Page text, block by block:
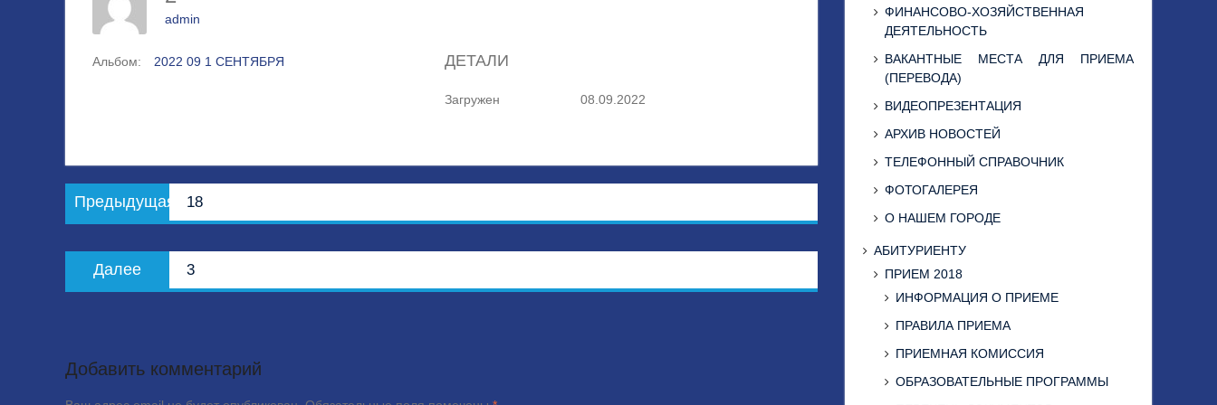
admin
Альбом: 2022 09 1 СЕНТЯБРЯ ДЕТАЛИ
Загружен 08.09.2022
Навигация
по
Предыдущая
запись:
18
Далее
запись:
3
Добавить комментарий
ФИНАНСОВО-ХОЗЯЙСТВЕННАЯ
ДЕЯТЕЛЬНОСТЬ
ВАКАНТНЫЕ МЕСТА ДЛЯ ПРИЕМА
(ПЕРЕВОДА)
ВИДЕОПРЕЗЕНТАЦИЯ
АРХИВ НОВОСТЕЙ
ТЕЛЕФОННЫЙ СПРАВОЧНИК
ФОТОГАЛЕРЕЯ
О НАШЕМ ГОРОДЕ
АБИТУРИЕНТУ
ПРИЕМ 2018
ИНФОРМАЦИЯ О ПРИЕМЕ
ПРАВИЛА ПРИЕМА
ПРИЕМНАЯ КОМИССИЯ
ОБРАЗОВАТЕЛЬНЫЕ ПРОГРАММЫ